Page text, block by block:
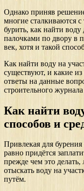
Однако приняв
многие сталкиваются
бурить, как найти
палочками по двору в
век, хотя и такой
Как найти воду на
существуют, и какие
ответы на данные
строительного журнала
Как найти
способов и
Привлекая для
равно придётся
прежде чем это делать,
отыскать воду на
путём.